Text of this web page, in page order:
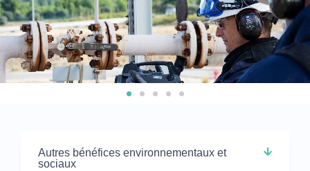
Autres bénéfices environnementaux et
sociaux